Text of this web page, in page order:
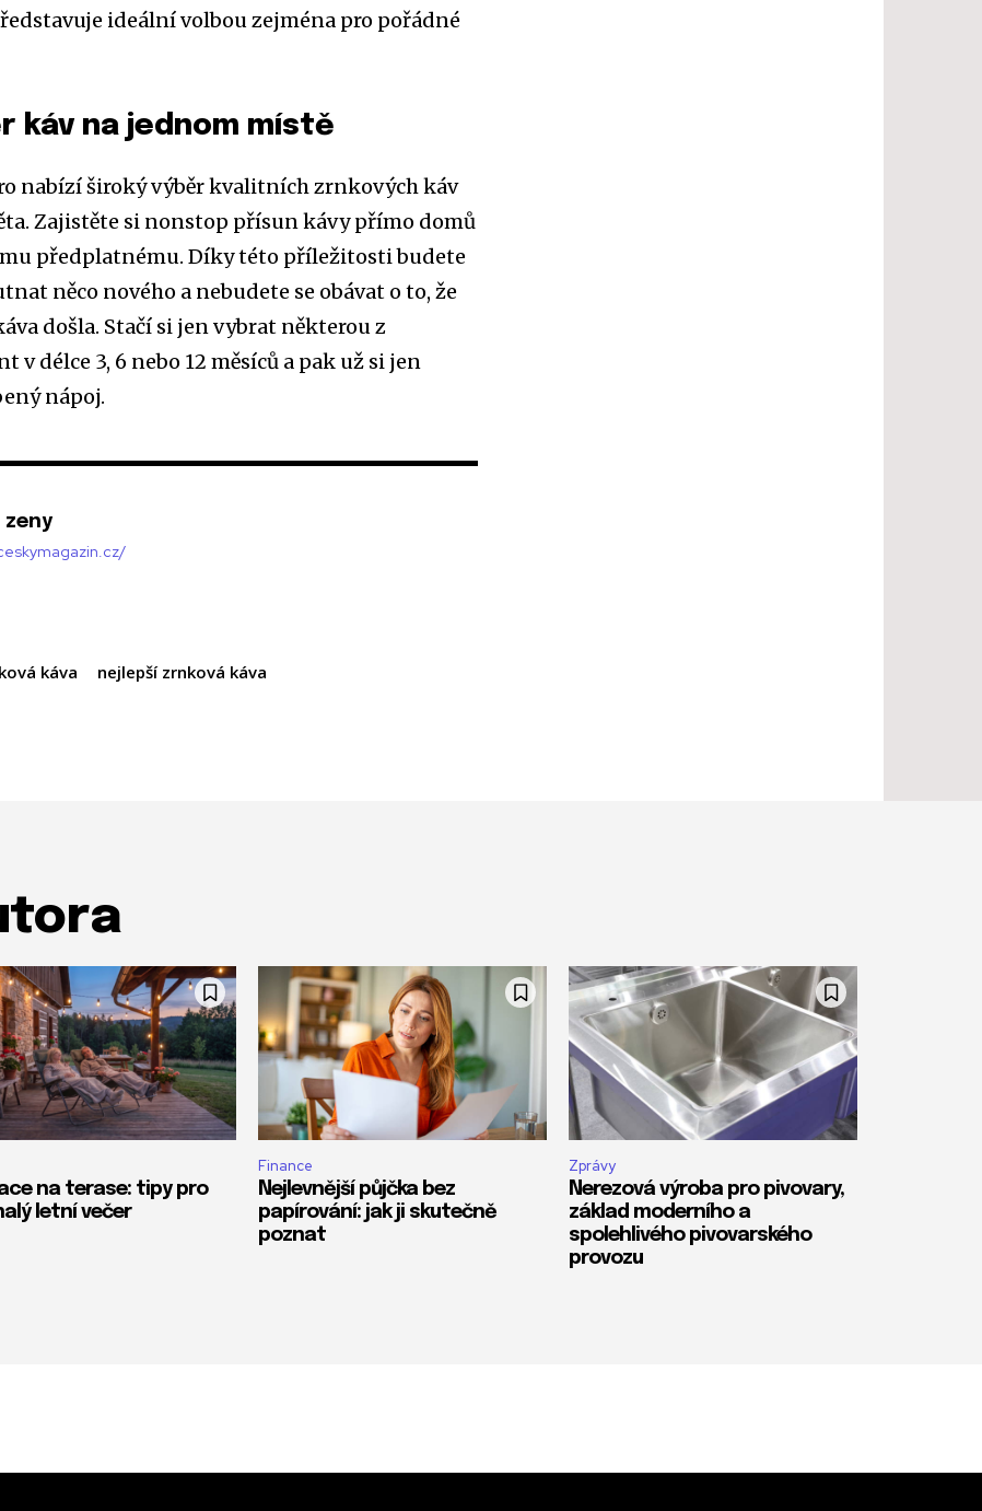
ideální volbou zejména pro pořádné
káv na jednom místě
nabízí široký výběr kvalitních zrnkových káv
Zajistěte si nonstop přísun kávy přímo domů
předplatnému. Díky této příležitosti budete
něco nového a nebudete se obávat o to, že
došla. Stačí si jen vybrat některou z
v délce 3, 6 nebo 12 měsíců a pak už si jen
nápoj.
káva nejlepší zrnková káva
na terase: tipy pro
letní večer
Finance
Nejlevnější půjčka bez
papírování: jak ji skutečně
poznat
Zprávy
Nerezová výroba pro pivovary,
základ moderního a
spolehlivého pivovarského
provozu